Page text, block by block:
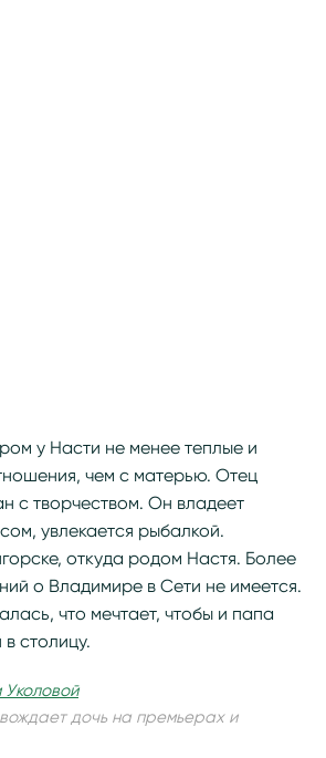
у Насти не менее теплые и
чем с матерью. Отец
с творчеством. Он владеет
увлекается рыбалкой.
откуда родом Настя. Более
о Владимире в Сети не имеется.
что мечтает, чтобы и папа
столицу.
дочь на премьерах и